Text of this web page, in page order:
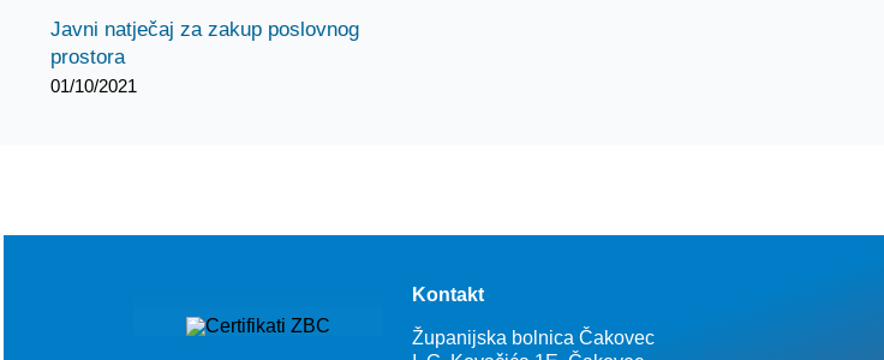
Javni natječaj za zakup poslovnog
prostora
01/10/2021
Kontakt
Županijska bolnica Čakovec